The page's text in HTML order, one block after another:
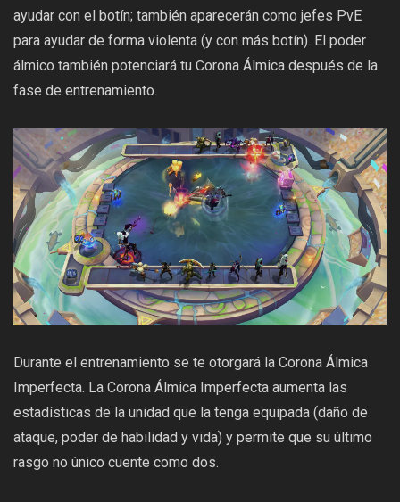
ayudar con el botín; también aparecerán como jefes PvE
para ayudar de forma violenta (y con más botín). El poder
álmico también potenciará tu Corona Álmica después de la
fase de entrenamiento.
Durante el entrenamiento se te otorgará la Corona Álmica
Imperfecta. La Corona Álmica Imperfecta aumenta las
estadísticas de la unidad que la tenga equipada (daño de
ataque, poder de habilidad y vida) y permite que su último
rasgo no único cuente como dos.